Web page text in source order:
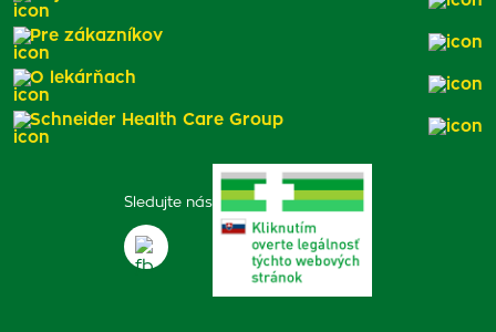
Sledujte nás
Pre zákazníkov
O lekárňach
Schneider Health Care Group